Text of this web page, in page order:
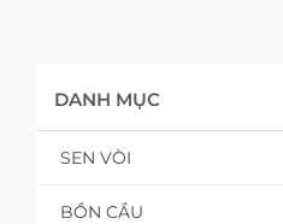
DANH MỤC
SEN VÒI
BỒN CẦU